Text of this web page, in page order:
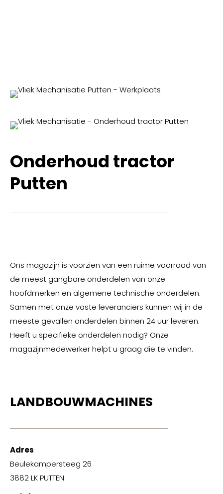
Onderhoud tractor
Putten
Ons magazijn is voorzien van een ruime voorraad van
de meest gangbare onderdelen van onze
hoofdmerken en algemene technische onderdelen.
Samen met onze vaste leveranciers kunnen wij in de
meeste gevallen onderdelen binnen 24 uur leveren.
Heeft u specifieke onderdelen nodig? Onze
magazijnmedewerker helpt u graag die te vinden.
LANDBOUWMACHINES
Adres
Beulekampersteeg 26
3882 LK PUTTEN